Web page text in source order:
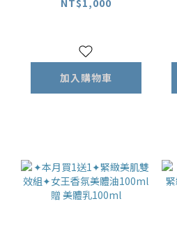
加入購物車